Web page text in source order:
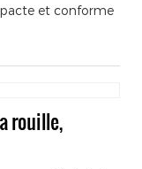
et conforme
rouille,